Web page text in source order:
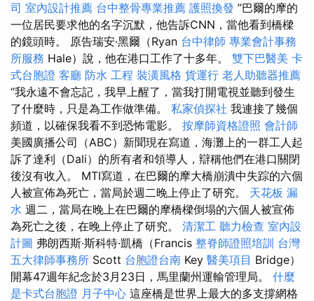
司 室內設計推薦 台中整骨專業推薦 護照換發 ”巴爾的摩的
一位居民要求他的名字沉默，他告訴CNN，當他看到橋樑
的鏡頭時。 原告瑞安·黑爾（Ryan 台中律師 專業會計事務
所服務 Hale）說，他在港口工作了十多年。 雙下巴醫美 卡
式台胞證 客廳 防水 工程 裝潢風格 貨運行 老人助聽器推薦
“我永遠不會忘記，我早上醒了，當我打開電視並聽到發生
了什麼時，只是為工作做準備。 私家偵探社 我連接了幾個
頻道，以確保我看不到恐怖電影。 按摩師資格證照 會計師
美國廣播公司（ABC）新聞現在寫道，海灘上的一群工人起
訴了達利（Dali）的所有者和領導人，辯稱他們在港口關閉
後沒有收入。 MTI寫道，在巴爾的摩大橋崩潰中失踪的六個
人被宣佈為死亡，當局於週二晚上停止了研究。 天花板 漏
水 週二，當局在晚上在巴爾的摩橋樑倒塌的六個人被宣佈
為死亡之後，在晚上停止了研究。 清潔工 聽力檢查 室內設
計圖 弗朗西斯·斯科特·凱橋（Francis 整脊師證照培訓 台灣
五大律師事務所 Scott 台胞證台南 Key 醫美項目 Bridge）
開幕47週年紀念於3月23日，馬里蘭州運輸管理局。 什麼
是卡式台胞證 月子中心 這座橋是世界上最大的多支撐網格